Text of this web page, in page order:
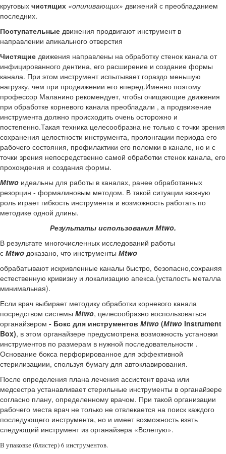
круговых чистящих «опиливающих» движений с преобладанием
последних.
Поступательные движения продвигают инструмент в
направлении апикального отверстия
Чистящие движения направлены на обработку стенок канала от
инфицированного дентина, его расширение и создание формы
канала. При этом инструмент испытывает гораздо меньшую
нагрузку, чем при продвижении его вперед.Именно поэтому
профессор Маланино рекомендует, чтобы очищающие движения
при обработке корневого канала преобладали , а продвижение
инструмента должно происходить очень осторожно и
постепенно.Такая техника целесообразна не только с точки зрения
сохранения целостности инструмента, пролонгации периода его
рабочего состояния, профилактики его поломки в канале, но и с
точки зрения непосредственно самой обработки стенок канала, его
прохождения и создания формы.
Мtwo идеальны для работы в каналах, ранее обработанных
резорцин - формалиновым методом. В такой ситуации важную
роль играет гибкость инструмента и возможность работать по
методике одной длины.
Результаты использования Мtwo.
В результате многочисленных исследований работы
с Мtwo доказано, что инструменты Мtwo
обрабатывают искривленные каналы быстро, безопасно,сохраняя
естественную кривизну и локализацию апекса.(усталость металла
минимальная).
Если врач выбирает методику обработки корневого канала
посредством системы Мtwo, целесообразно воспользоваться
органайзером - Бокс для инструментов Мtwo (Мtwo Instrument
Box), в этом органайзере предусмотрена возможность установки
инструментов по размерам в нужной последовательности .
Основание бокса перфорированное для эффективной
стерилизациии, спользуя бумагу для автоклавирования.
После определения плана лечения ассистент врача или
медсестра устанавливает стерильные инструменты в органайзере
согласно плану, определенному врачом. При такой организации
рабочего места врач не только не отвлекается на поиск каждого
последующего инструмента, но и имеет возможность взять
следующий инструмент из органайзера «Вслепую».
В упаковке (блистер) 6 инструментов.